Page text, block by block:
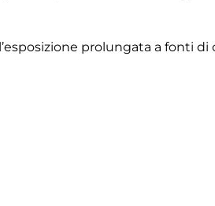
prolungata a fonti